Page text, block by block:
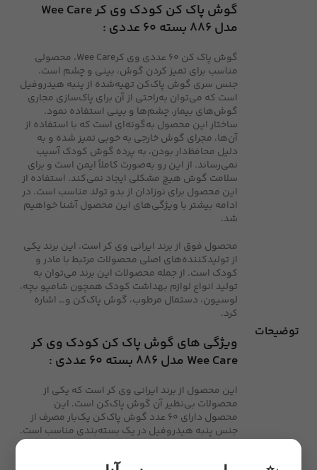
توضیحات
گوش پاک کن کودک وی کر Wee Care
مدل 886 بسته 60 عددی :
گوش پاک ‌کن 60 عددی وی کرWee Care، محصولی
مناسب برای تمیز کردن گوش، بینی و چشم است.
جنس سری گوش پاک‌کن تهیه‌شده از پنبه هیدروفیل
است که می‌توان به‌راحتی از آن برای پاک‌سازی مجاری
گوش‌های بیمار، چشم‌ها و بینی استفاده نمود.
ساختار این محصول به‌گونه‌ای است که با استفاده از
آن‌ها، مجرای گوش خارجی به خوبی تمیز شده و به
دلیل محافظ‌دار بودن، به پرده گوش کودک آسیب
نمی‌رساند. از این رو به‌صورت کاملاً ایمن است و برای
سلامت گوش هیچ مشکلی ایجاد نمی‌کند. استفاده از
این محصول برای نوزادان از بدو تولد مناسب است. در
ادامه بیشتر با ویژگی‌های این محصول آشنا خواهیم
شد.
محصول فوق از برند ایرانی وی کر است. این برند یکی
از تولیدکننده‌های اصلی محصولات مرتبط با مادر و
کودک است. از جمله محصولات این برند می‌توان به
تولید انواع لوازم بهداشت کودک همچون شامپو بچه،
لوسیون، دستمال مرطوب، گوش پاک‌کن و… اشاره
کرد.
ویژگی های گوش پاک کن کودک وی کر
Wee Care مدل 886 بسته 60 عددی :
این محصول از برند ایرانی وی کر است که یکی از
محصولات بی‌نظیر آن گوش پاک‌کن است. این
محصول دارای 60 عدد گوش پاک‌کن‌ یک‌بار مصرف از
جنس پنبه هیدروفیل در یک بسته‌بندی مناسب است.
این گوش پاک‌کن دارای سری محافظ برای جلوگیری از
ورود بیش‌ازحد داخل گوش است و همچنین قدرت